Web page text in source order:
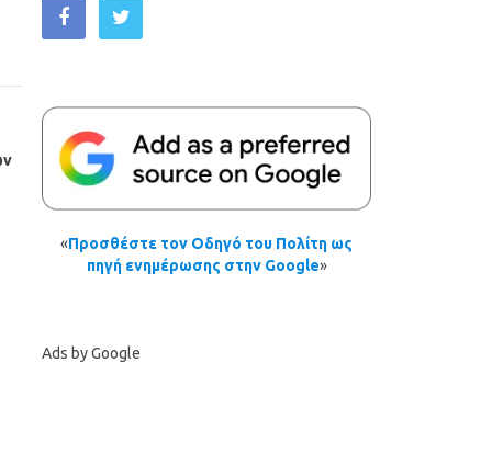
«Προσθέστε τον Οδηγό του Πολίτη ως
πηγή ενημέρωσης στην Google»
Ads by Google